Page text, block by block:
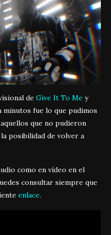
de Give It To Me y
minutos fue lo que pudimos
que no pudieron
posibilidad de volver a
como en vídeo en el
consultar siempre que
enlace.